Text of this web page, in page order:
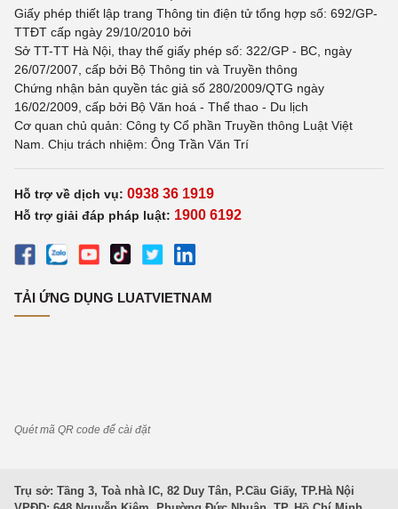
Giấy phép thiết lập trang Thông tin điện tử tổng hợp số: 692/GP-
TTĐT cấp ngày 29/10/2010 bởi
Sở TT-TT Hà Nội, thay thế giấy phép số: 322/GP - BC, ngày
26/07/2007, cấp bởi Bộ Thông tin và Truyền thông
Chứng nhận bản quyền tác giả số 280/2009/QTG ngày
16/02/2009, cấp bởi Bộ Văn hoá - Thể thao - Du lịch
Cơ quan chủ quản: Công ty Cổ phần Truyền thông Luật Việt
Nam. Chịu trách nhiệm: Ông Trần Văn Trí
Hỗ trợ về dịch vụ: 0938 36 1919
Hỗ trợ giải đáp pháp luật: 1900 6192
TẢI ỨNG DỤNG LUATVIETNAM
Quét mã QR code để cài đặt
Trụ sở: Tầng 3, Toà nhà IC, 82 Duy Tân, P.Cầu Giấy, TP.Hà Nội